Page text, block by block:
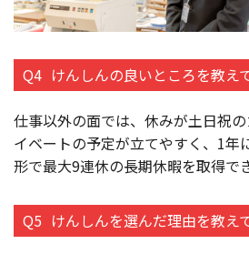
Q4 けんしんの良いところを教え
仕事以外の面では、休みが土日祝
イベートの予定が立てやすく、1年
形で最大9連休の長期休暇を取得で
Q5 けんしんを選んだ理由を教え